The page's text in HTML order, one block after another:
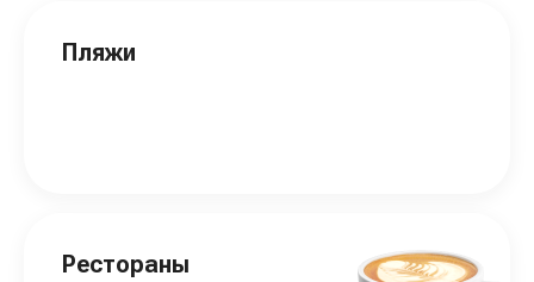
Пляжи
Рестораны